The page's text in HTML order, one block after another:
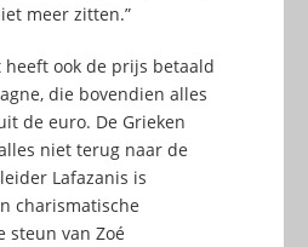
meer zitten.”
heeft ook de prijs betaald
die bovendien alles
de euro. De Grieken
niet terug naar de
Lafazanis is
charismatische
steun van Zoé